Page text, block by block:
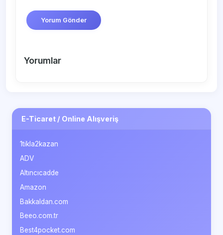
Yorum Gönder
Yorumlar
E-Ticaret / Online Alışveriş
1tikla2kazan
ADV
Altıncıcadde
Amazon
Bakkaldan.com
Beeo.com.tr
Best4pocket.com